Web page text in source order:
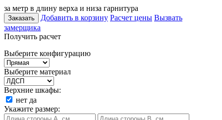
за метр в длину верха и низа гарнитура
Заказать Добавить в корзину Расчет цены Вызвать
замерщика
Получить расчет
Выберите конфигурацию
Выберите материал
Верхние шкафы:
нет да
Укажите размер: